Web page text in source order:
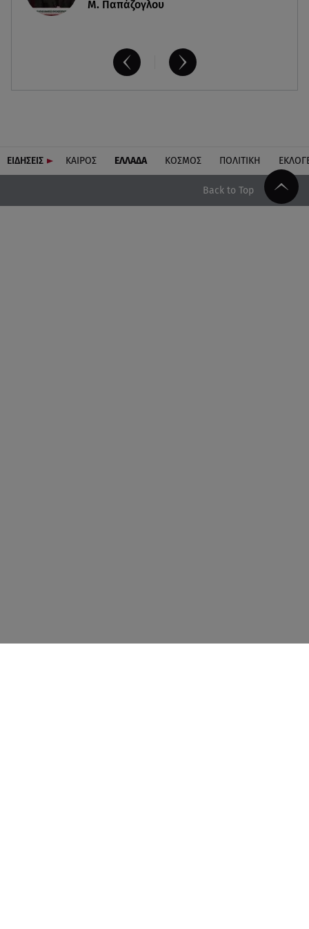
Μ. Παπάζογλου
ΕΙΔΗΣΕΙΣ ΚΑΙΡΟΣ ΕΛΛΑΔΑ ΚΟΣΜΟΣ ΠΟΛΙΤΙΚΗ
Back to Top